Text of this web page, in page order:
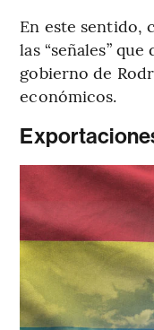
En este sentido,
las “señales”
gobierno de
económicos.